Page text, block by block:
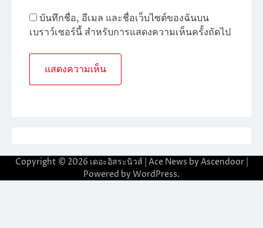
บันทึกชื่อ, อีเมล และชื่อเว็บไซต์ของฉันบน
เบราว์เซอร์นี้ สำหรับการแสดงความเห็นครั้งถัดไป
Copyright © 2026 เดอะอิสระนิวส์ | Ace News by Ascendoor|
Powered by WordPress.